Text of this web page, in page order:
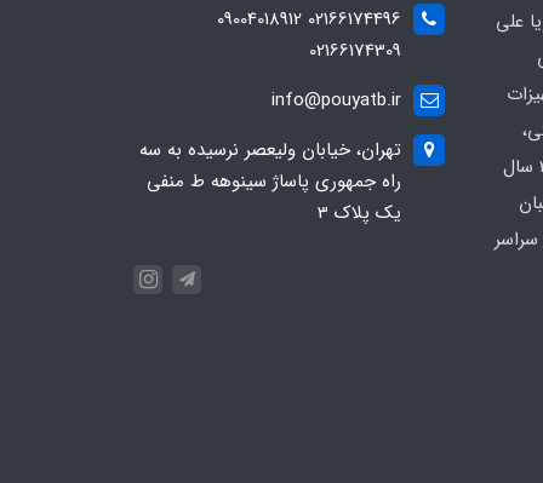
علی
بیمارستانی و کلینیکی با بیش از 20 سال
02166174496 09004018912
02166174309
info@pouyatb.ir
تهران، خیابان ولیعصر نرسیده به سه
راه جمهوری پاساژ سینوهه ط منفی
یک پلاک 3